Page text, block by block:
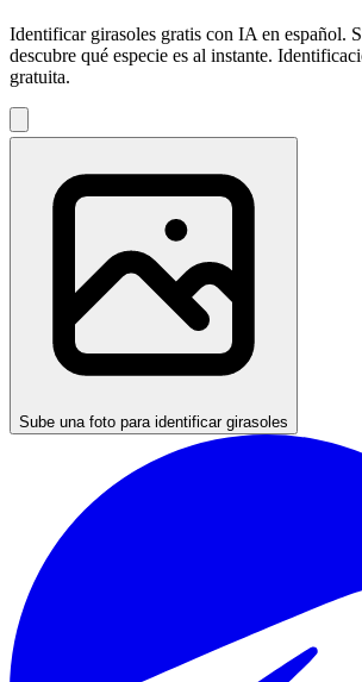
Identificar girasoles gratis con IA en español.
descubre qué especie es al instante.
gratuita.
Sube una foto para identificar girasoles